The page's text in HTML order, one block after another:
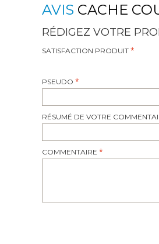
AVIS CACHE
RÉDIGEZ VOTRE
SATISFACTION PRODUIT
PSEUDO
RÉSUMÉ DE VOTRE
COMMENTAIRE